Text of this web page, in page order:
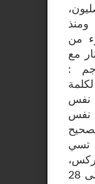
ومنذ
من
مع
:
نفس
نفس
تسي
تمثّل كمونة باريس (18 مارس الى 28